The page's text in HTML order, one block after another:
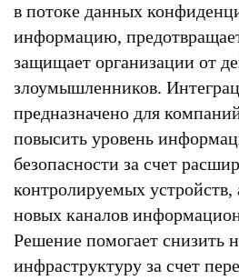
в потоке данных
информацию,
защищает организации от
злоумышленников.
предназначено для
повысить уровень
безопасности за счет
контролируемых устройств,
новых каналов
Решение помогает снизить
инфраструктуру за счет